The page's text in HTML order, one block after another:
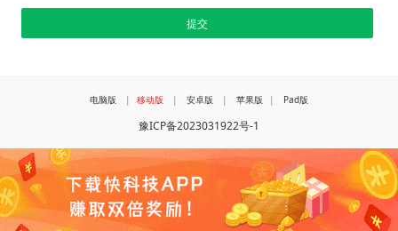
电脑版 | 移动版 | 安卓版 | 苹果版 | Pad版
豫ICP备2023031922号-1